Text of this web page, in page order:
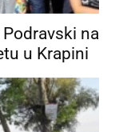
na
u Krapini